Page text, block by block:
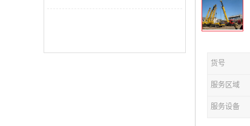
货号
服务区域
服务设备